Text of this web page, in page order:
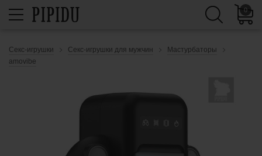
0
Секс-игрушки Секс-игрушки для мужчин
Мастурбаторы
amovibe